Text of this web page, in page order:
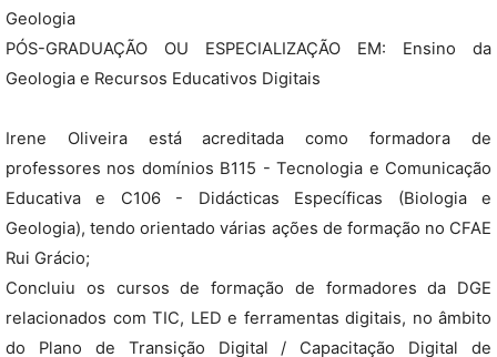
Geologia
PÓS-GRADUAÇÃO OU ESPECIALIZAÇÃO EM: Ensino da
Geologia e Recursos Educativos Digitais
Irene Oliveira está acreditada como formadora de
professores nos domínios B115 - Tecnologia e Comunicação
Educativa e C106 - Didácticas Específicas (Biologia e
Geologia), tendo orientado várias ações de formação no CFAE
Rui Grácio;
Concluiu os cursos de formação de formadores da DGE
relacionados com TIC, LED e ferramentas digitais, no âmbito
do Plano de Transição Digital / Capacitação Digital de